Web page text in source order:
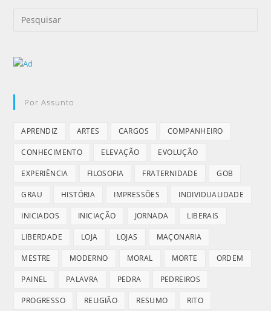
Por Assunto
APRENDIZ ARTES CARGOS COMPANHEIRO
CONHECIMENTO ELEVAÇÃO EVOLUÇÃO
EXPERIÊNCIA FILOSOFIA FRATERNIDADE GOB
GRAU HISTÓRIA IMPRESSÕES INDIVIDUALIDADE
INICIADOS INICIAÇÃO JORNADA LIBERAIS
LIBERDADE LOJA LOJAS MAÇONARIA
MESTRE MODERNO MORAL MORTE ORDEM
PAINEL PALAVRA PEDRA PEDREIROS
PROGRESSO RELIGIÃO RESUMO RITO